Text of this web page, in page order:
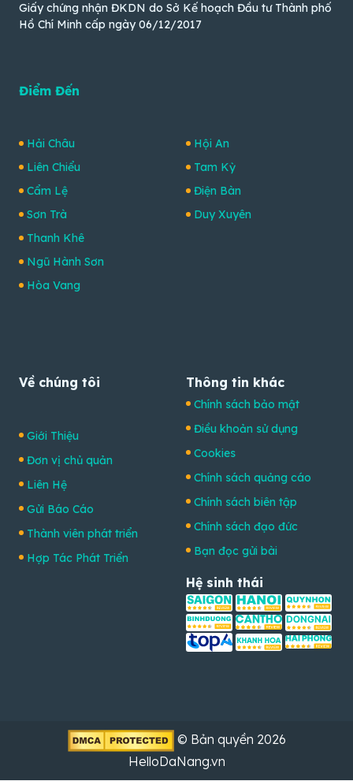
Giấy chứng nhận ĐKDN do Sở Kế hoạch Đầu tư Thành phố
Hồ Chí Minh cấp ngày 06/12/2017
Điểm Đến
Hải Châu
Liên Chiểu
Cẩm Lệ
Sơn Trà
Thanh Khê
Ngũ Hành Sơn
Hòa Vang
Hội An
Tam Kỳ
Điện Bàn
Duy Xuyên
Về chúng tôi
Giới Thiệu
Đơn vị chủ quản
Liên Hệ
Gửi Báo Cáo
Thành viên phát triển
Hợp Tác Phát Triển
Thông tin khác
Chính sách bảo mật
Điều khoản sử dụng
Cookies
Chính sách quảng cáo
Chính sách biên tập
Chính sách đạo đức
Bạn đọc gửi bài
Hệ sinh thái
© Bản quyền 2026
HelloDaNang.vn